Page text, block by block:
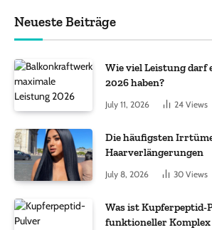
Neueste Beiträge
Wie viel Leistung
2026 haben?
July 11, 2026 24 Views
Die häufigsten
Haarverlängerungen
July 8, 2026 30 Views
Was ist Kupferpeptid-
funktioneller Komplex